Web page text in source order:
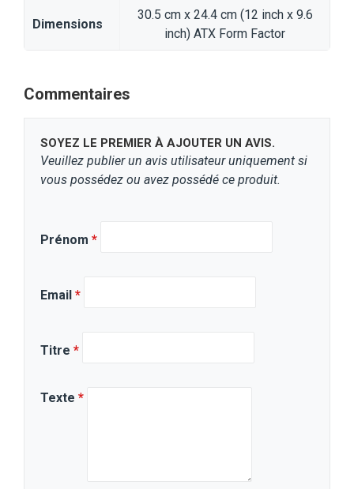
Dimensions
30.5 cm x 24.4 cm (12 inch x 9.6
inch) ATX Form Factor
Commentaires
SOYEZ LE PREMIER À AJOUTER UN AVIS.
Veuillez publier un avis utilisateur uniquement si
vous possédez ou avez possédé ce produit.
Prénom *
Email *
Titre *
Texte *